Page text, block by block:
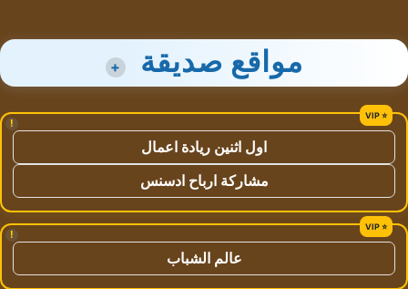
مواقع صديقة +
!
اول اثنين ريادة اعمال
مشاركة ارباح ادسنس
!
عالم الشباب